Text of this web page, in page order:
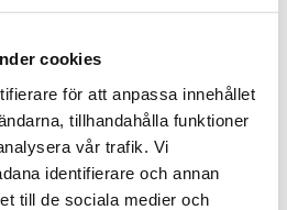
cookies
för att anpassa innehållet
tillhandahålla funktioner
vår trafik. Vi
identifierare och annan
till de sociala medier och